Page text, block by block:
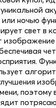
ночью
свет в
поэтому